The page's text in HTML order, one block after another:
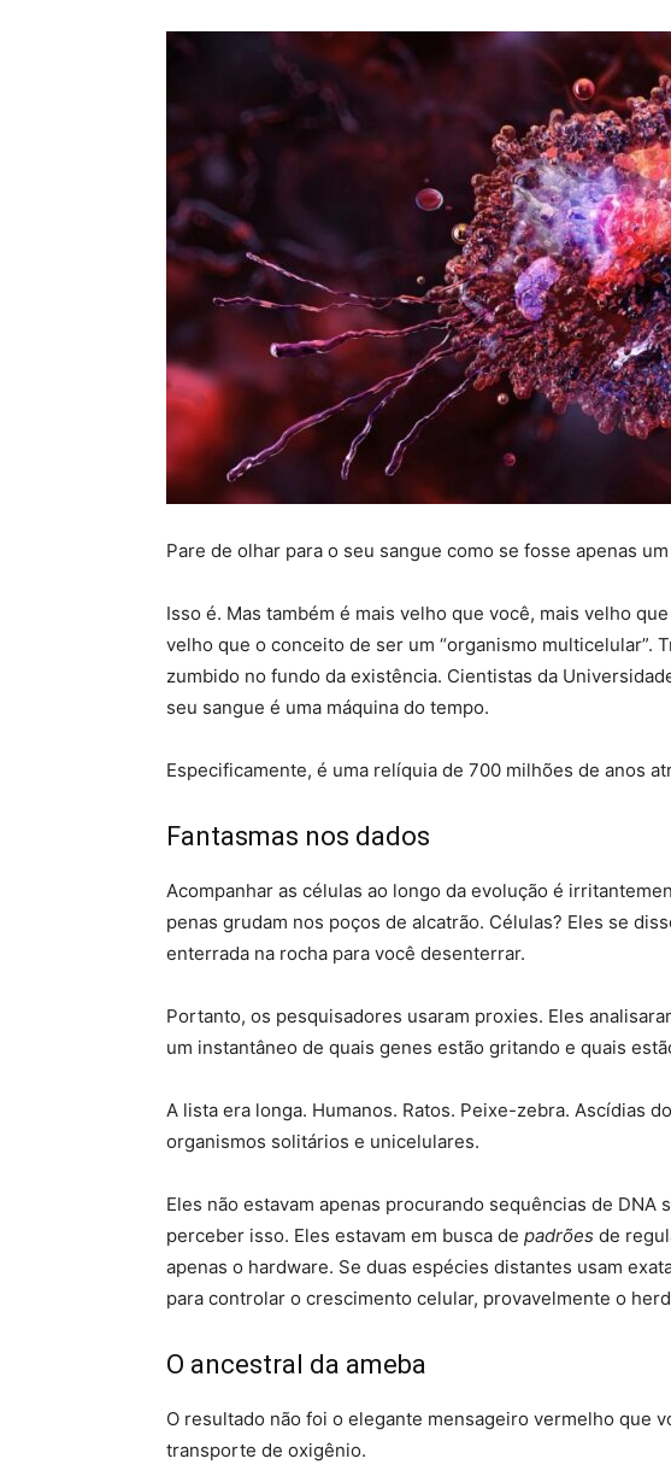
Pare de olhar para o seu sangue como se fosse apenas
Isso é. Mas também é mais velho que você, mais velho
velho que o conceito de ser um “organismo multicelular”.
zumbido no fundo da existência. Cientistas da
seu sangue é uma máquina do tempo.
Especificamente, é uma relíquia de 700 milhões de anos
Fantasmas nos dados
Acompanhar as células ao longo da evolução é
penas grudam nos poços de alcatrão. Células? Eles se
enterrada na rocha para você desenterrar.
Portanto, os pesquisadores usaram proxies. Eles
um instantâneo de quais genes estão gritando e quais
A lista era longa. Humanos. Ratos. Peixe-zebra. Ascídias
organismos solitários e unicelulares.
Eles não estavam apenas procurando sequências de DNA
perceber isso. Eles estavam em busca de padrões de
apenas o hardware. Se duas espécies distantes usam
para controlar o crescimento celular, provavelmente o
O ancestral da ameba
O resultado não foi o elegante mensageiro vermelho que
transporte de oxigênio.